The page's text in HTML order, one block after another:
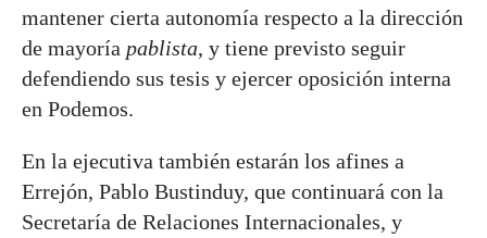
mantener cierta autonomía respecto a la dirección
de mayoría pablista, y tiene previsto seguir
defendiendo sus tesis y ejercer oposición interna
en Podemos.
En la ejecutiva también estarán los afines a
Errejón, Pablo Bustinduy, que continuará con la
Secretaría de Relaciones Internacionales, y